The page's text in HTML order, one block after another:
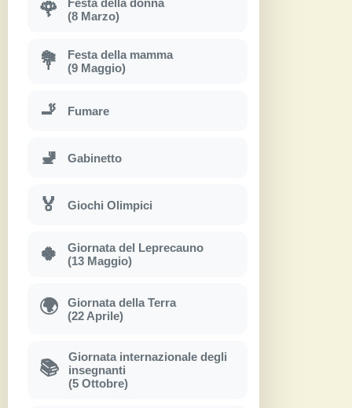
🌹
Festa della donna
(8 Marzo)
💐
Festa della mamma
(9 Maggio)
🚬 Fumare
🚽 Gabinetto
🏅 Giochi Olimpici
🍀
Giornata del Leprecauno
(13 Maggio)
🌍
Giornata della Terra
(22 Aprile)
📚
Giornata internazionale degli
insegnanti
(5 Ottobre)